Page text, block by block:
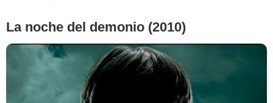
La noche del demonio (2010)